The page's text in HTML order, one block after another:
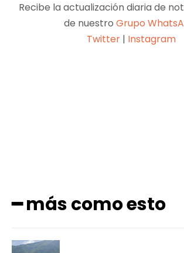
Recibe la actualización diaria de
de nuestro Grupo
Twitter | Instagram
━ más como esto